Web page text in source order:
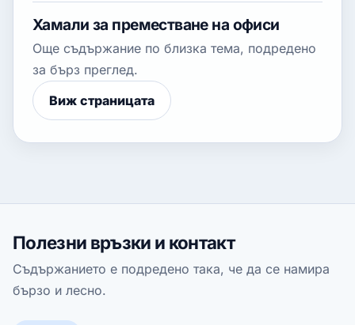
Хамали за преместване на офиси
Още съдържание по близка тема, подредено
за бърз преглед.
Виж страницата
Полезни връзки и контакт
Съдържанието е подредено така, че да се намира
бързо и лесно.